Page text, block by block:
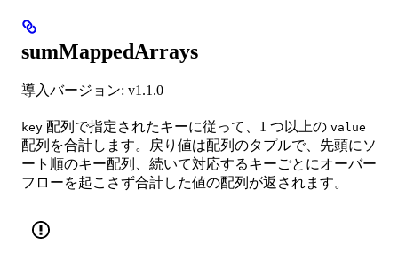
sumMappedArrays
導入バージョン: v1.1.0
key 配列で指定されたキーに従って、1 つ以上の value
配列を合計します。戻り値は配列のタプルで、先頭にソ
ート順のキー配列、続いて対応するキーごとにオーバー
フローを起こさず合計した値の配列が返されます。